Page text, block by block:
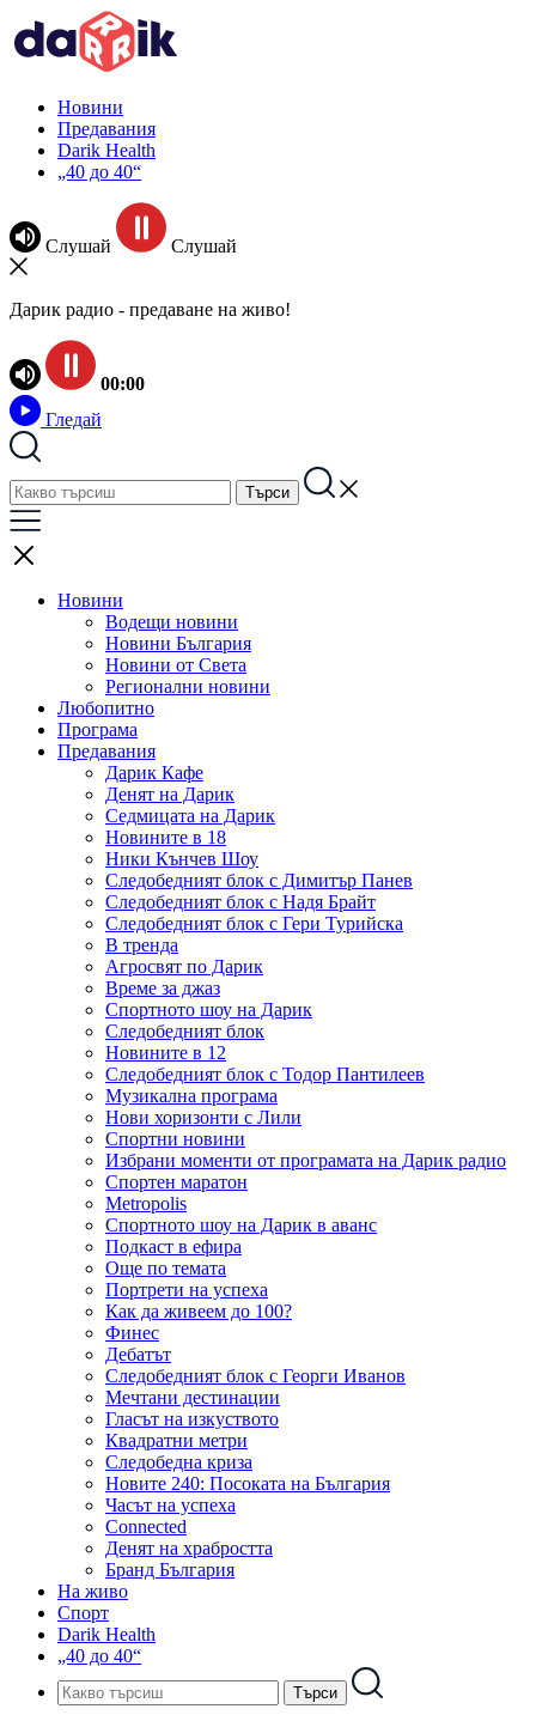
Новини
Предавания
Darik Health
„40 до 40“
Слушай Слушай
Дарик радио - предаване на живо!
00:00
Гледай
Новини
Водещи новини
Новини България
Новини от Света
Регионални новини
Любопитно
Програма
Предавания
Дарик Кафе
Денят на Дарик
Седмицата на Дарик
Новините в 18
Ники Кънчев Шоу
Следобедният блок с Димитър Панев
Следобедният блок с Надя Брайт
Следобедният блок с Гери Турийска
В тренда
Агросвят по Дарик
Време за джаз
Спортното шоу на Дарик
Следобедният блок
Новините в 12
Следобедният блок с Тодор Пантилеев
Музикална програма
Нови хоризонти с Лили
Спортни новини
Избрани моменти от програмата на Дарик радио
Спортен маратон
Metropolis
Спортното шоу на Дарик в аванс
Подкаст в ефира
Още по темата
Портрети на успеха
Как да живеем до 100?
Финес
Дебатът
Следобедният блок с Георги Иванов
Мечтани дестинации
Гласът на изкуството
Квадратни метри
Следобедна криза
Новите 240: Посоката на България
Часът на успеха
Connected
Денят на храбростта
Бранд България
На живо
Спорт
Darik Health
„40 до 40“